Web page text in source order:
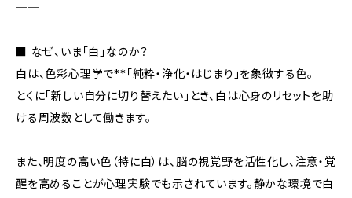
──
■ なぜ、いま「白」なのか？
白は、色彩心理学で**「純粋・浄化・はじまり」を象徴する色。
とくに「新しい自分に切り替えたい」とき、白は心身のリセットを助
ける周波数として働きます。
また、明度の高い色（特に白）は、脳の視覚野を活性化し、注意・覚
醒を高めることが心理実験でも示されています。静かな環境で白